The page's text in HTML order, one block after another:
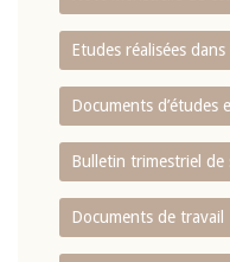
Etudes réalisées
Documents d’études
Bulletin trimestriel de
Documents de travail